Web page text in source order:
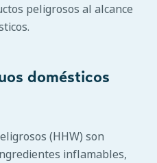
peligrosos al alcance
domésticos
(HHW) son
inflamables,